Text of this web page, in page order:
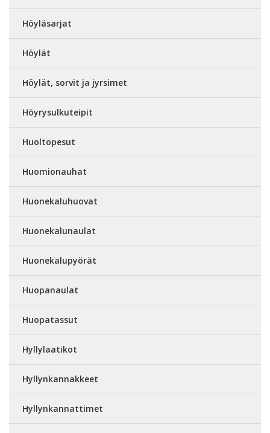
Höyläsarjat
Höylät
Höylät, sorvit ja jyrsimet
Höyrysulkuteipit
Huoltopesut
Huomionauhat
Huonekaluhuovat
Huonekalunaulat
Huonekalupyörät
Huopanaulat
Huopatassut
Hyllylaatikot
Hyllynkannakkeet
Hyllynkannattimet